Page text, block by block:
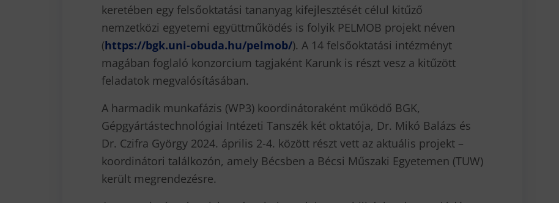
keretében egy felsőoktatási tananyag kifejlesztését célul kitűző
nemzetközi egyetemi együttműködés is folyik PELMOB projekt néven
(https://bgk.uni-obuda.hu/pelmob/). A 14 felsőoktatási intézményt
magában foglaló konzorcium tagjaként Karunk is részt vesz a kitűzött
feladatok megvalósításában.
A harmadik munkafázis (WP3) koordinátoraként működő BGK,
Gépgyártástechnológiai Intézeti Tanszék két oktatója, Dr. Mikó Balázs és
Dr. Czifra György 2024. április 2-4. között részt vett az aktuális projekt –
koordinátori találkozón, amely Bécsben a Bécsi Műszaki Egyetemen (TUW)
került megrendezésre.